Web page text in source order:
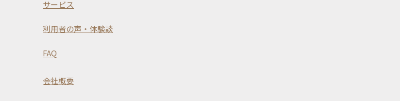
サービス
利用者の声・体験談
FAQ
会社概要